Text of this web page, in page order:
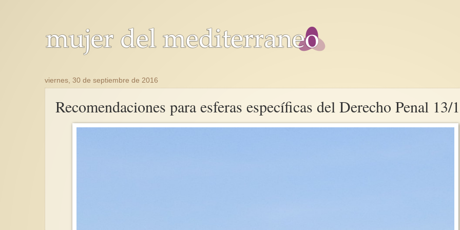
viernes, 30 de septiembre de 2016
Recomendaciones para esferas específicas del Derecho Penal 13/